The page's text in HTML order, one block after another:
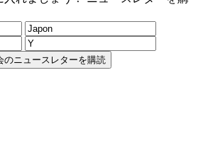
のニュースレターを購読